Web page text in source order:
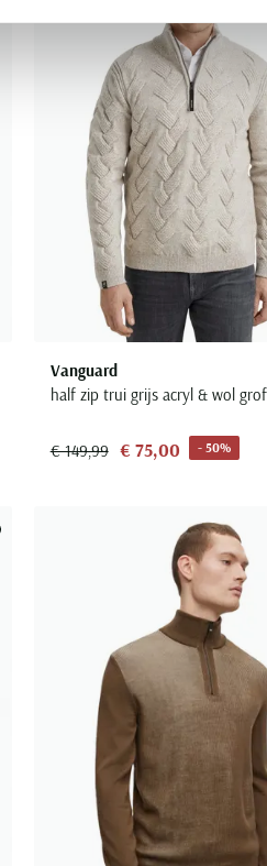
Vanguard
half zip trui grijs acryl & wol
€ 149,99 € 75,00 - 50%